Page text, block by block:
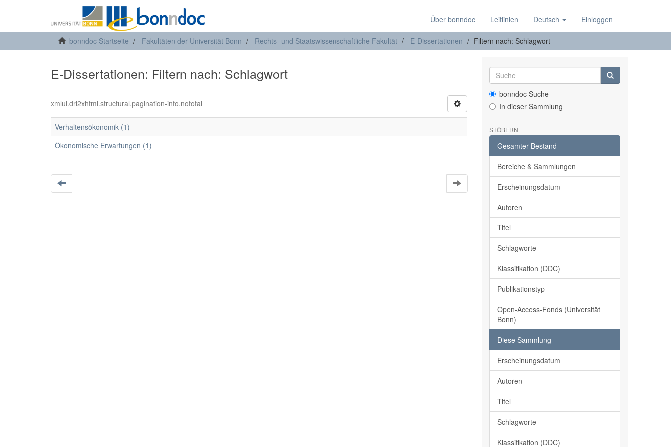
Über bonndoc Leitlinien Deutsch Einloggen
bonndoc Startseite Fakultäten der Universität Bonn Rechts- und Staatswissenschaftliche Fakultät E-Dissertationen Filtern nach: Schlagwort
E-Dissertationen: Filtern nach: Schlagwort
xmlui.dri2xhtml.structural.pagination-info.nototal
Verhaltensökonomik (1)
Ökonomische Erwartungen (1)
bonndoc Suche
In dieser Sammlung
STÖBERN
Gesamter Bestand
Bereiche & Sammlungen
Erscheinungsdatum
Autoren
Titel
Schlagworte
Klassifikation (DDC)
Publikationstyp
Open-Access-Fonds (Universität
Bonn)
Diese Sammlung
Erscheinungsdatum
Autoren
Titel
Schlagworte
Klassifikation (DDC)